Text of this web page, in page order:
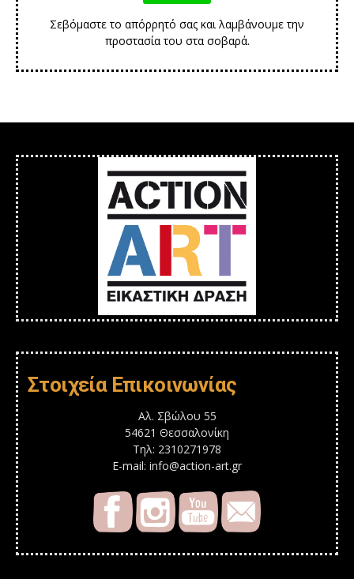
Σεβόμαστε το απόρρητό σας και λαμβάνουμε την
προστασία του στα σοβαρά.
Στοιχεία Επικοινωνίας
Αλ. Σβώλου 55
54621 Θεσσαλονίκη
Τηλ: 2310271978
E-mail: info@action-art.gr